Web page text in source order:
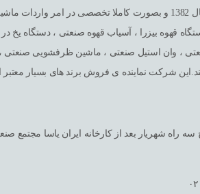
شرکت تهران تجهیز از سال 1382 و بصورت کاملا
قهوه بیزرا ، آسیاب قهوه صنعتی ، دستگاه
، وان استیل صنعتی ، ماشین ظرفشویی صنعتی
شرکت نماینده ی فروش برند های بسیار معتبر